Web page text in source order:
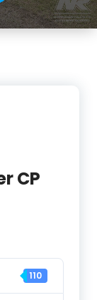
CP
110